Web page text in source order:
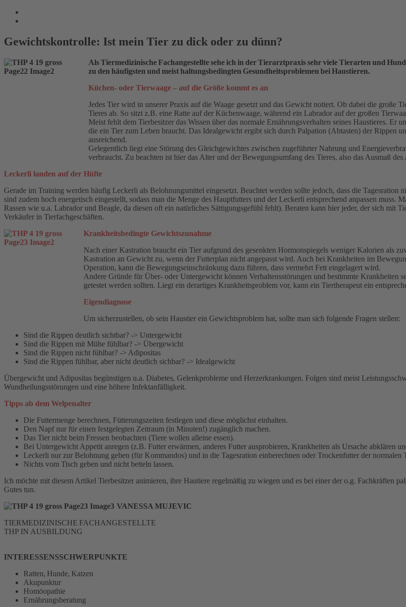
Gewichtskontrolle: Ist mein Tier zu dick oder zu dünn?
Als Tiermedizinische Fachangestellte sehe ich in der Tierarztpraxis sehr viele Tierarten und
zu den häufigsten und meist haltungsbedingten Gesundheitsproblemen bei Haustieren.
Küchen- oder Tierwaage – auf die Größe kommt es an
Jedes Tier wird in unserer Praxis auf die Waage gesetzt und das Gewicht notiert. Ob dabei die große
Tieres ab. So sitzt z.B. eine Ratte auf der Küchenwaage, während ein Labrador auf der großen
Meist fehlt dem Tierbesitzer das Wissen über das normale Ernährungsverhalten seines Haustieres.
die ein Tier zum Leben braucht. Das Idealgewicht ergibt sich durch Palpation (Abtasten) der Rippen
ausreichend.
Gelegentlich liegt eine Störung des Gleichgewichtes zwischen zugeführter Nahrung und
verbraucht. Zu beachten ist hier das Alter und der Bewegungsumfang des Tieres, also das Ausmaß des
Leckerli landen auf der Hüfte
Gerade im Training werden häufig Leckerli als Belohnungsmittel eingesetzt. Beachtet werden sollte jedoch, dass die
sind zudem hoch energetisch eingestellt, sodass man die Menge des Hauptfutters und der Leckerli entsprechend anpassen muss.
Rassen wie u.a. Labrador und Beagle, da diesen oft ein natürliches Sättigungsgefühl fehlt). Beraten kann hier jeder, der sich mit
Verkäufer in Tierfachgeschäften.
Krankheitsbedingte Gewichtszunahme
Nach einer Kastration braucht ein Tier aufgrund des gesenkten Hormonspiegels weniger Kalorien als
Kastration an Gewicht zu, wenn der Futterplan nicht angepasst wird. Auch bei Krankheiten im
Operation, kann die Bewegungseinschränkung dazu führen, dass vermehrt Fett eingelagert wird.
Andere Gründe für Über- oder Untergewicht können Verhaltensstörungen und bestimmte Krankheiten
getestet werden sollten. Liegt ein derartiges Krankheitsproblem vor, kann ein Tiertherapeut ein
Eigendiagnose
Um sicherzustellen, ob sein Haustier ein Gewichtsproblem hat, sollte man sich folgende Fragen stellen:
Sind die Rippen deutlich sichtbar? -> Untergewicht
Sind die Rippen mit Mühe fühlbar? -> Übergewicht
Sind die Rippen nicht fühlbar? -> Adipositas
Sind die Rippen fühlbar, aber nicht deutlich sichbar? -> Idealgewicht
Übergewicht und Adipositas begünstigen u.a. Diabetes, Gelenkprobleme und Herzerkrankungen. Folgen sind meist
Wundheilungsstörungen und eine höhere Infektanfälligkeit.
Tipps ab dem Welpenalter
Die Futtermenge berechnen, Fütterungszeiten festlegen und diese möglichst einhalten.
Den Napf nur für einen festgelegten Zeitraum (in Minuten!) zugänglich machen.
Das Tier nicht beim Fressen beobachten (Tiere wollen alleine essen).
Bei Untergewicht Appetit anregen (z.B. Futter erwärmen, anderes Futter ausprobieren, Krankheiten als Ursache abklären
Leckerli nur zur Belohnung geben (für Kommandos) und in die Tagesration einberechnen oder Trockenfutter der normalen
Nichts vom Tisch geben und nicht betteln lassen.
Ich möchte mit diesem Artikel Tierbesitzer animieren, ihre Hautiere regelmäßig zu wiegen und es bei einer der o.g. Fachkräften
Gutes tun.
VANESSA MUJEVIC
TIERMEDIZINISCHE FACHANGESTELLTE
THP IN AUSBILDUNG
INTERESSENSSCHWERPUNKTE
Ratten, Hunde, Katzen
Akupunktur
Homöopathie
Ernährungsberatung